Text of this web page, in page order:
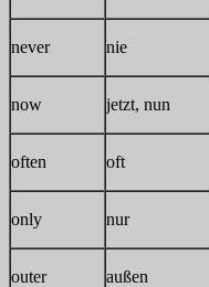
never nie
now jetzt, nun
often oft
only nur
outer außen